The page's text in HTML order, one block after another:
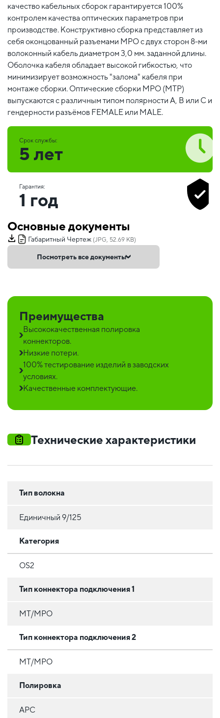
качество кабельных сборок гарантируется 100%
контролем качества оптических параметров при
производстве. Конструктивно сборка представляет из
себя оконцованный разъемами MPO c двух сторон 8-ми
волоконный кабель диаметром 3,0 мм. заданной длины.
Оболочка кабеля обладает высокой гибкостью, что
минимизирует возможность "залома" кабеля при
монтаже сборки. Оптические сборки MPO (MTP)
выпускаются с различным типом полярности А, В или С и
гендерности разъёмов FEMALE или MALE.
Срок службы:
5 лет
Гарантия:
1 год
Основные документы
Габаритный Чертеж (JPG, 52.69 KB)
Посмотреть все документы
Преимущества
Высококачественная полировка
коннекторов.
Низкие потери.
100% тестирование изделий в заводских
условиях.
Качественные комплектующие.
Технические характеристики
Тип волокна
Единичный 9/125
Категория
OS2
Тип коннектора подключения 1
MT/MPO
Тип коннектора подключения 2
MT/MPO
Полировка
APC